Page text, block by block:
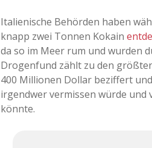
Italienische Behörden haben
knapp zwei Tonnen Kokain
da so im Meer rum und wurden
Drogenfund zählt zu den
400 Millionen Dollar beziffert
irgendwer vermissen würde und
könnte.